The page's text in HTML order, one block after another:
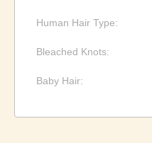
Human Hair Type:
Bleached Knots:
Baby Hair: